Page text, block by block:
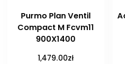
Purmo Plan Ventil
Compact M Fcvm11
900X1400
1,479.00zł